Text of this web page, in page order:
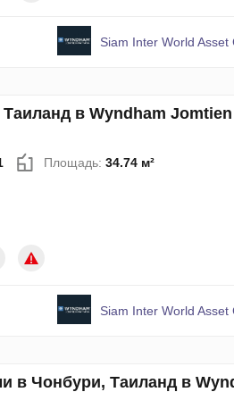
Siam Inter World Asset
в Wyndham Jomtien
Площадь: 34.74 м²
Siam Inter World Asset
в Чонбури, Таиланд в